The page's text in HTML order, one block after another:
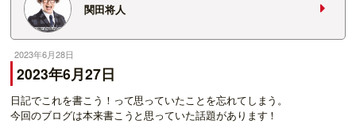
関田将人
2023年6月28日
2023年6月27日
日記でこれを書こう！って思っていたことを忘れてしまう。
今回のブログは本来書こうと思っていた話題があります！